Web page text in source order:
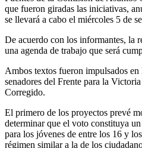
que fueron giradas las iniciativas,
se llevará a cabo el miércoles 5 de
De acuerdo con los informantes, la
una agenda de trabajo que será
Ambos textos fueron impulsados
senadores del Frente para la
Corregido.
El primero de los proyectos prevé
determinar que el voto constituya
para los jóvenes de entre los 16 y
régimen similar a la de los